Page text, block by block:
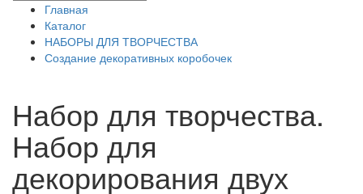
Главная
Каталог
НАБОРЫ ДЛЯ ТВОРЧЕСТВА
Создание декоративных коробочек
Набор для творчества.
Набор для
декорирования двух